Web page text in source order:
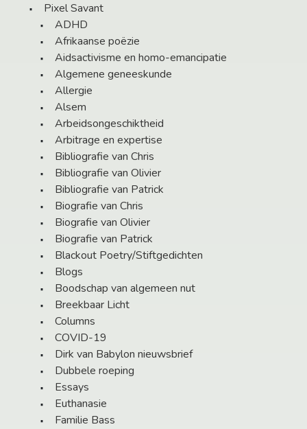
Pixel Savant
ADHD
Afrikaanse poëzie
Aidsactivisme en homo-emancipatie
Algemene geneeskunde
Allergie
Alsem
Arbeidsongeschiktheid
Arbitrage en expertise
Bibliografie van Chris
Bibliografie van Olivier
Bibliografie van Patrick
Biografie van Chris
Biografie van Olivier
Biografie van Patrick
Blackout Poetry/Stiftgedichten
Blogs
Boodschap van algemeen nut
Breekbaar Licht
Columns
COVID-19
Dirk van Babylon nieuwsbrief
Dubbele roeping
Essays
Euthanasie
Familie Bass